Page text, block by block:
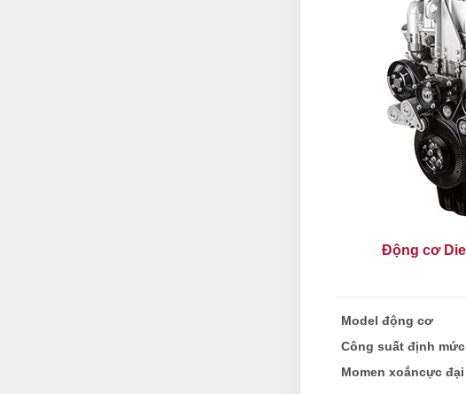
Động cơ
Model động cơ
Công suất định mức
Momen xoắncực đại